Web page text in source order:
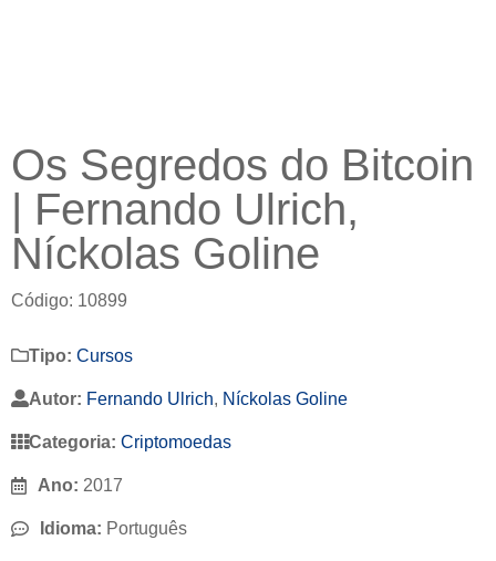
Os Segredos do Bitcoin
| Fernando Ulrich,
Níckolas Goline
Código: 10899
Tipo: Cursos
Autor: Fernando Ulrich, Níckolas Goline
Categoria: Criptomoedas
Ano: 2017
Idioma: Português